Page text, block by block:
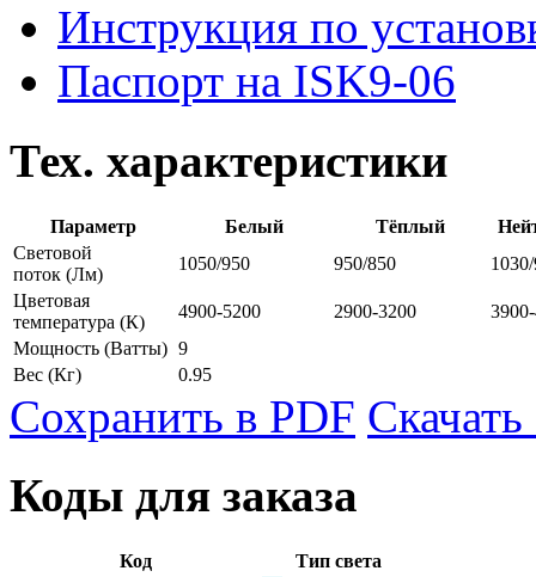
Инструкция по
Паспорт на ISK9-06
Тех. характеристики
Параметр Белый Тёплый
Световой
поток (Лм)
1050/950 950/850
Цветовая
температура (К)
4900-5200 2900-3200
Мощность (Ватты) 9
Вес (Кг) 0.95
Сохранить в PDF
Коды для заказа
Код
Тип света